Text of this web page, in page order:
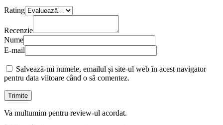
Rating
Recenzie
Nume
E-mail
Salvează-mi numele, emailul și site-ul web în acest navigator
pentru data viitoare când o să comentez.
Va multumim pentru review-ul acordat.